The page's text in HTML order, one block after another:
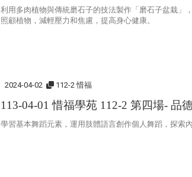
利用多肉植物與傳統磨石子的技法製作「磨石子盆栽」
照顧植物，減輕壓力和焦慮，提高身心健康。
2024-04-02 112-2 惜福
113-04-01 惜福學苑 112-2 第四場- 品德
學習基本舞蹈元素，運用肢體語言創作個人舞蹈，探索